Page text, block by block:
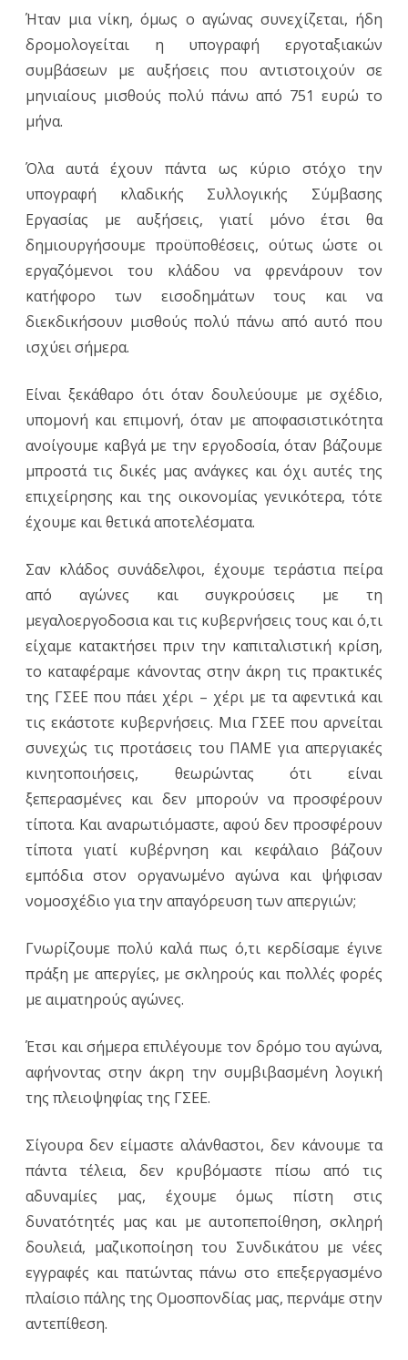
Ήταν μια νίκη, όμως ο αγώνας συνεχίζεται, ήδη
δρομολογείται η υπογραφή εργοταξιακών
συμβάσεων με αυξήσεις που αντιστοιχούν σε
μηνιαίους μισθούς πολύ πάνω από 751 ευρώ το
μήνα.
Όλα αυτά έχουν πάντα ως κύριο στόχο την
υπογραφή κλαδικής Συλλογικής Σύμβασης
Εργασίας με αυξήσεις, γιατί μόνο έτσι θα
δημιουργήσουμε προϋποθέσεις, ούτως ώστε οι
εργαζόμενοι του κλάδου να φρενάρουν τον
κατήφορο των εισοδημάτων τους και να
διεκδικήσουν μισθούς πολύ πάνω από αυτό που
ισχύει σήμερα.
Είναι ξεκάθαρο ότι όταν δουλεύουμε με σχέδιο,
υπομονή και επιμονή, όταν με αποφασιστικότητα
ανοίγουμε καβγά με την εργοδοσία, όταν βάζουμε
μπροστά τις δικές μας ανάγκες και όχι αυτές της
επιχείρησης και της οικονομίας γενικότερα, τότε
έχουμε και θετικά αποτελέσματα.
Σαν κλάδος συνάδελφοι, έχουμε τεράστια πείρα
από αγώνες και συγκρούσεις με τη
μεγαλοεργοδοσια και τις κυβερνήσεις τους και ό,τι
είχαμε κατακτήσει πριν την καπιταλιστική κρίση,
το καταφέραμε κάνοντας στην άκρη τις πρακτικές
της ΓΣΕΕ που πάει χέρι – χέρι με τα αφεντικά και
τις εκάστοτε κυβερνήσεις. Μια ΓΣΕΕ που αρνείται
συνεχώς τις προτάσεις του ΠΑΜΕ για απεργιακές
κινητοποιήσεις, θεωρώντας ότι είναι
ξεπερασμένες και δεν μπορούν να προσφέρουν
τίποτα. Και αναρωτιόμαστε, αφού δεν προσφέρουν
τίποτα γιατί κυβέρνηση και κεφάλαιο βάζουν
εμπόδια στον οργανωμένο αγώνα και ψήφισαν
νομοσχέδιο για την απαγόρευση των απεργιών;
Γνωρίζουμε πολύ καλά πως ό,τι κερδίσαμε έγινε
πράξη με απεργίες, με σκληρούς και πολλές φορές
με αιματηρούς αγώνες.
Έτσι και σήμερα επιλέγουμε τον δρόμο του αγώνα,
αφήνοντας στην άκρη την συμβιβασμένη λογική
της πλειοψηφίας της ΓΣΕΕ.
Σίγουρα δεν είμαστε αλάνθαστοι, δεν κάνουμε τα
πάντα τέλεια, δεν κρυβόμαστε πίσω από τις
αδυναμίες μας, έχουμε όμως πίστη στις
δυνατότητές μας και με αυτοπεποίθηση, σκληρή
δουλειά, μαζικοποίηση του Συνδικάτου με νέες
εγγραφές και πατώντας πάνω στο επεξεργασμένο
πλαίσιο πάλης της Ομοσπονδίας μας, περνάμε στην
αντεπίθεση.